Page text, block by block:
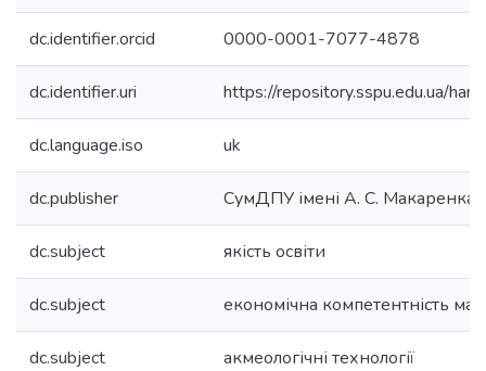
dc.identifier.orcid 0000-0001-7077-4878
dc.identifier.uri https://repository.sspu.edu.ua/
dc.language.iso uk
dc.publisher СумДПУ імені А. С. Макаренка
dc.subject якість освіти
dc.subject економічна компетентність
dc.subject акмеологічні технології